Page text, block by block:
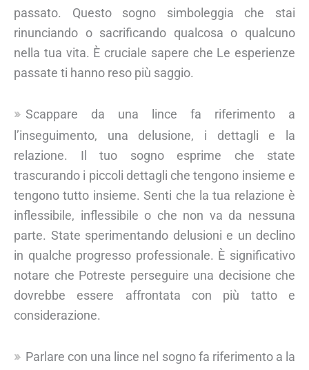
passato. Questo sogno simboleggia che stai
rinunciando o sacrificando qualcosa o qualcuno
nella tua vita. È cruciale sapere che Le esperienze
passate ti hanno reso più saggio.
Scappare da una lince fa riferimento a
l’inseguimento, una delusione, i dettagli e la
relazione. Il tuo sogno esprime che state
trascurando i piccoli dettagli che tengono insieme e
tengono tutto insieme. Senti che la tua relazione è
inflessibile, inflessibile o che non va da nessuna
parte. State sperimentando delusioni e un declino
in qualche progresso professionale. È significativo
notare che Potreste perseguire una decisione che
dovrebbe essere affrontata con più tatto e
considerazione.
Parlare con una lince nel sogno fa riferimento a la